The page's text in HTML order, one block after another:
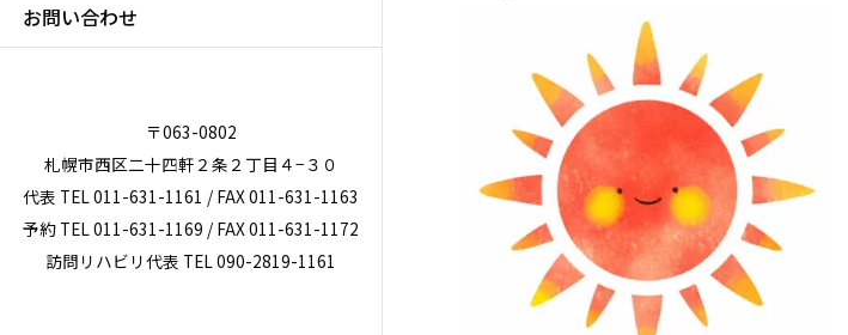
お問い合わせ
〒063-0802
札幌市西区二十四軒２条２丁目４−３０
代表 TEL 011-631-1161 / FAX 011-631-1163
予約 TEL 011-631-1169 / FAX 011-631-1172
訪問リハビリ代表 TEL 090-2819-1161